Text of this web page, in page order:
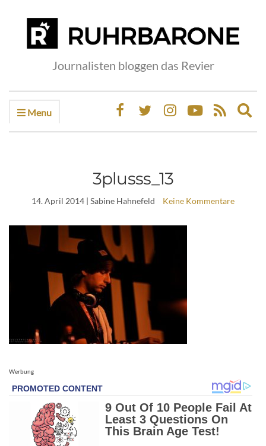
Journalisten bloggen das Revier
Menu
3plusss_13
14. April 2014 | Sabine Hahnefeld Keine Kommentare
Werbung